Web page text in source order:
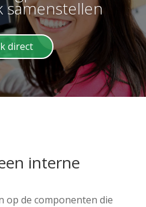
samenstellen
direct
interne
op de componenten die